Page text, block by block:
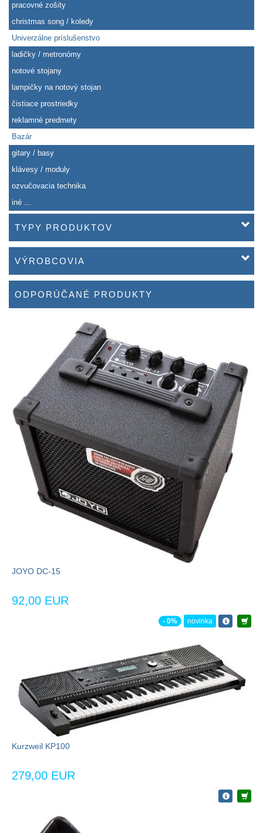
pracovné zošity
christmas song / koledy
Univerzálne príslušenstvo
ladičky / metronómy
notové stojany
lampičky na notový stojan
čistiace prostriedky
reklamné predmety
Bazár
gitary / basy
klávesy / moduly
ozvučovacia technika
iné ...
TYPY PRODUKTOV
VÝROBCOVIA
ODPORÚČANÉ PRODUKTY
JOYO DC-15
92,00 EUR
- 0% novinka
Kurzweil KP100
279,00 EUR